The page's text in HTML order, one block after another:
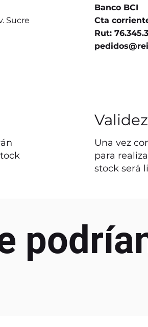
Sucre
Banco BCI
Cta
Rut:
Una vez
para
stock será